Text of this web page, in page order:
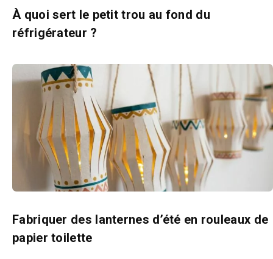
À quoi sert le petit trou au fond du
réfrigérateur ?
Fabriquer des lanternes d’été en rouleaux de
papier toilette